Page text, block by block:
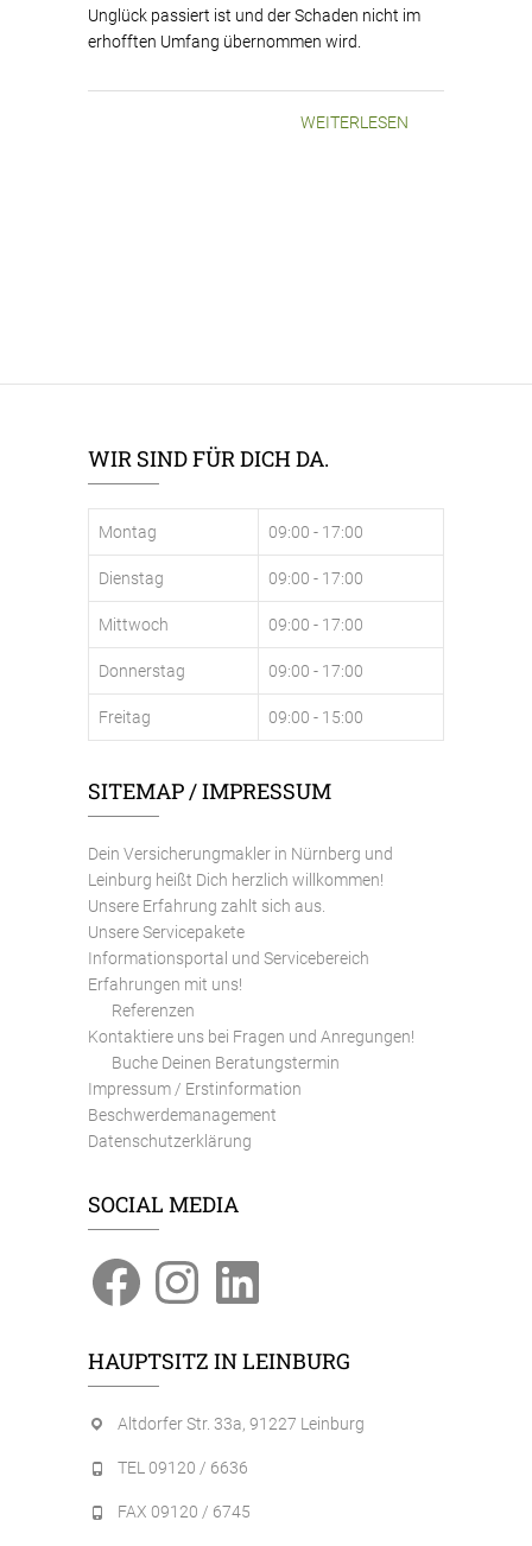
Unglück passiert ist und der Schaden nicht im
erhofften Umfang übernommen wird.
WEITERLESEN
WIR SIND FÜR DICH DA.
Montag 09:00 - 17:00
Dienstag 09:00 - 17:00
Mittwoch 09:00 - 17:00
Donnerstag 09:00 - 17:00
Freitag 09:00 - 15:00
SITEMAP / IMPRESSUM
Dein Versicherungmakler in Nürnberg und
Leinburg heißt Dich herzlich willkommen!
Unsere Erfahrung zahlt sich aus.
Unsere Servicepakete
Informationsportal und Servicebereich
Erfahrungen mit uns!
Referenzen
Kontaktiere uns bei Fragen und Anregungen!
Buche Deinen Beratungstermin
Impressum / Erstinformation
Beschwerdemanagement
Datenschutzerklärung
SOCIAL MEDIA
FacebookInstagramLinkedIn
HAUPTSITZ IN LEINBURG
Altdorfer Str. 33a, 91227 Leinburg
TEL 09120 / 6636
FAX 09120 / 6745